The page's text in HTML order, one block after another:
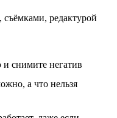
редактурой
снимите негатив
а что нельзя